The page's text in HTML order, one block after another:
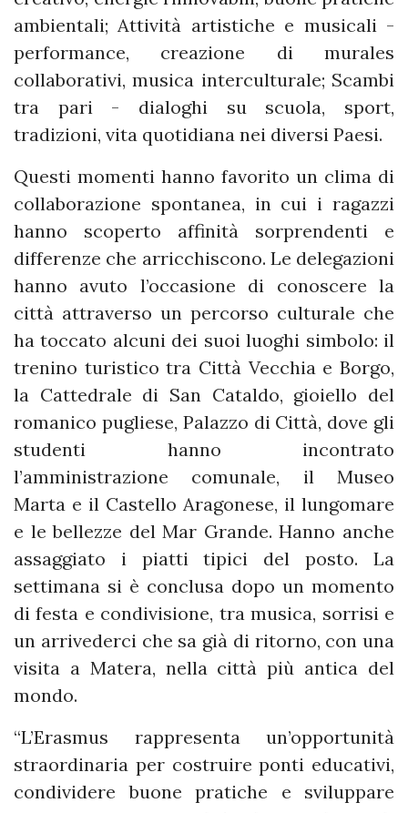
ambientali; Attività artistiche e musicali -
performance, creazione di murales
collaborativi, musica interculturale; Scambi
tra pari - dialoghi su scuola, sport,
tradizioni, vita quotidiana nei diversi Paesi.
Questi momenti hanno favorito un clima di
collaborazione spontanea, in cui i ragazzi
hanno scoperto affinità sorprendenti e
differenze che arricchiscono. Le delegazioni
hanno avuto l’occasione di conoscere la
città attraverso un percorso culturale che
ha toccato alcuni dei suoi luoghi simbolo: il
trenino turistico tra Città Vecchia e Borgo,
la Cattedrale di San Cataldo, gioiello del
romanico pugliese, Palazzo di Città, dove gli
studenti hanno incontrato
l’amministrazione comunale, il Museo
Marta e il Castello Aragonese, il lungomare
e le bellezze del Mar Grande. Hanno anche
assaggiato i piatti tipici del posto. La
settimana si è conclusa dopo un momento
di festa e condivisione, tra musica, sorrisi e
un arrivederci che sa già di ritorno, con una
visita a Matera, nella città più antica del
mondo.
“L’Erasmus rappresenta un’opportunità
straordinaria per costruire ponti educativi,
condividere buone pratiche e sviluppare